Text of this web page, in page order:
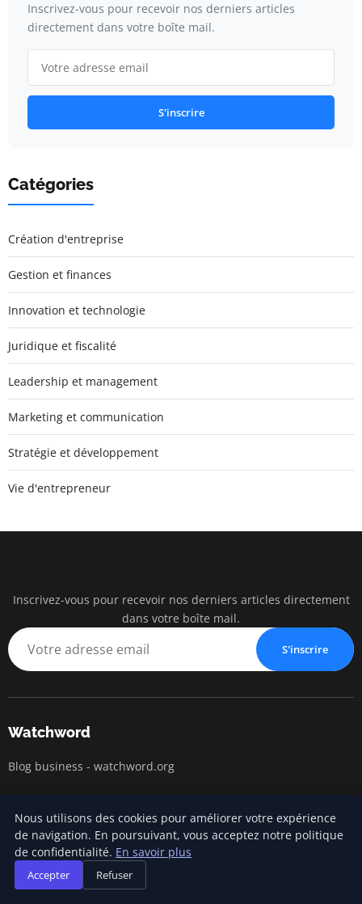
Inscrivez-vous pour recevoir nos derniers articles
directement dans votre boîte mail.
S'inscrire
Catégories
Création d'entreprise
Gestion et finances
Innovation et technologie
Juridique et fiscalité
Leadership et management
Marketing et communication
Stratégie et développement
Vie d'entrepreneur
BUSINESS
Inscrivez-vous pour recevoir nos derniers articles directement
dans votre boîte mail.
S'inscrire
Watchword
Blog business - watchword.org
Catégories
Création d'entreprise
Gestion et finances
Nous utilisons des cookies pour améliorer votre expérience
de navigation. En poursuivant, vous acceptez notre politique
de confidentialité. En savoir plus
Accepter Refuser